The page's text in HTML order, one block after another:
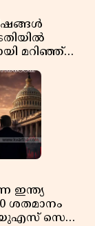
മറിഞ്ഞ്
ഇന്ത്യ
ശതമാനം
യുഎസ് സെനറ്റ്